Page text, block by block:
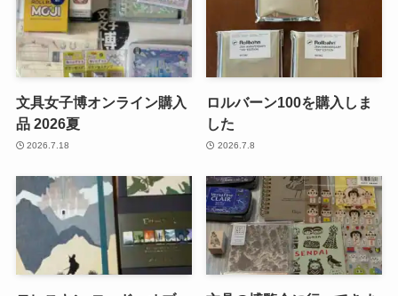
文具女子博オンライン購入
品 2026夏
2026.7.18
ロルバーン100を購入しま
した
2026.7.8